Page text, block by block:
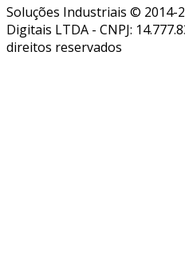
Soluções Industriais © 2014-
Digitais LTDA - CNPJ:
direitos reservados